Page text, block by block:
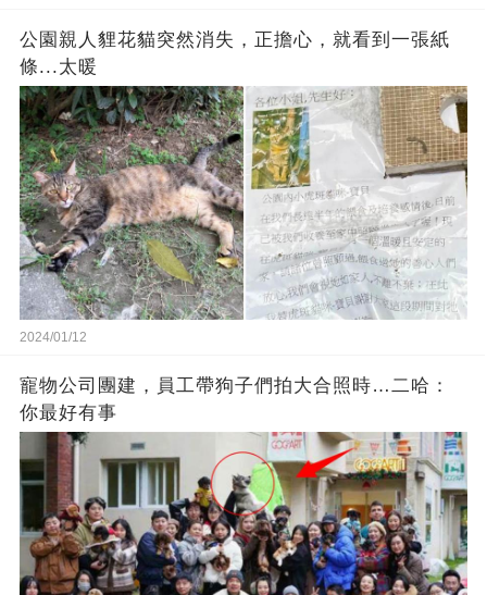
公園親人貍花貓突然消失，正擔心，就看到一張紙
條...太暖
2024/01/12
寵物公司團建，員工帶狗子們拍大合照時…二哈：
你最好有事